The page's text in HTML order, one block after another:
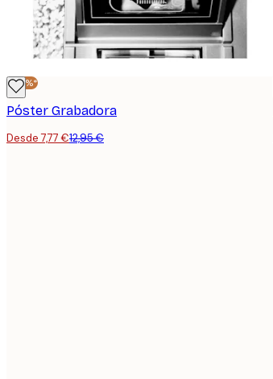
-40%*
Póster Grabadora
Desde 7,77 €12,95 €